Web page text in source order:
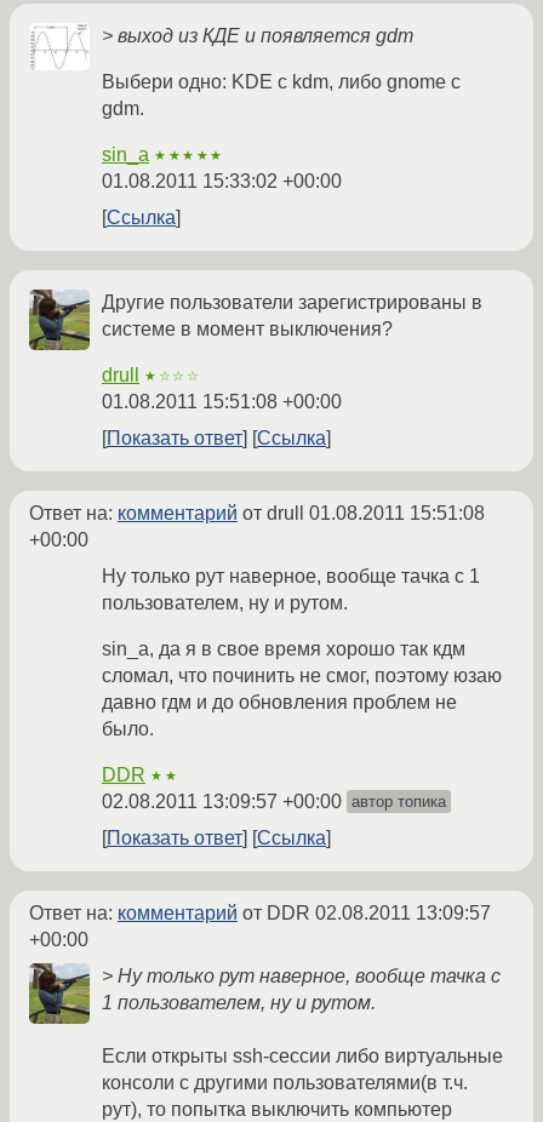
> выход из КДЕ и появляется gdm
Выбери одно: KDE с kdm, либо gnome с
gdm.
sin_a ★★★★★
01.08.2011 15:33:02 +00:00
Ссылка
Другие пользователи зарегистрированы в
системе в момент выключения?
drull ★☆☆☆
01.08.2011 15:51:08 +00:00
Показать ответ
Ссылка
Ответ на: комментарий от drull 01.08.2011 15:51:08
+00:00
Ну только рут наверное, вообще тачка с 1
пользователем, ну и рутом.
sin_a, да я в свое время хорошо так кдм
сломал, что починить не смог, поэтому юзаю
давно гдм и до обновления проблем не
было.
DDR ★★
02.08.2011 13:09:57 +00:00 автор топика
Показать ответ Ссылка
Ответ на: комментарий от DDR 02.08.2011 13:09:57
+00:00
> Ну только рут наверное, вообще тачка с
1 пользователем, ну и рутом.
Если открыты ssh-сессии либо виртуальные
консоли с другими пользователями(в т.ч.
рут), то попытка выключить компьютер